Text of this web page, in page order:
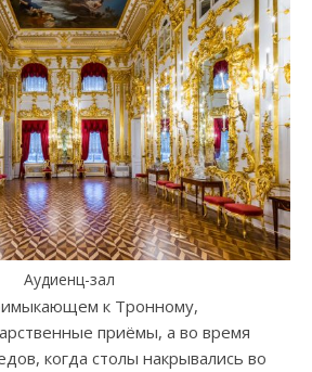
Аудиенц-зал
к Тронному,
приёмы, а во время
когда столы накрывались во